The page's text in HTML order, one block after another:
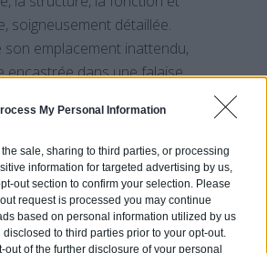
My Personal Information
sale, sharing to third parties, or processing
information for targeted advertising by us,
out section to confirm your selection. Please
request is processed you may continue
based on personal information utilized by us
to third parties prior to your opt-out.
out of the further disclosure of your personal
soigneusement détaillée.
son emplacement inattendu,
encastrée dans une falaise
piscine transparente en
L’espace inférieur est
dans[…]
En savoir plus